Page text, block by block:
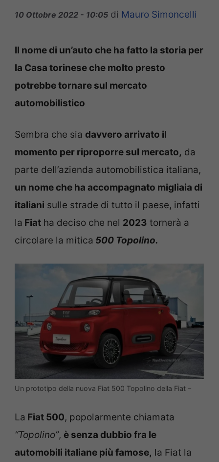
10 Ottobre 2022 - 10:05 di Mauro Simoncelli
Il nome di un’auto che ha fatto la storia per
la Casa torinese che molto presto
potrebbe tornare sul mercato
automobilistico
Sembra che sia davvero arrivato il
momento per riproporre sul mercato, da
parte dell’azienda automobilistica italiana,
un nome che ha accompagnato migliaia di
italiani sulle strade di tutto il paese, infatti
la Fiat ha deciso che nel 2023 tornerà a
circolare la mitica 500 Topolino.
Un prototipo della nuova Fiat 500 Topolino della Fiat –
La Fiat 500, popolarmente chiamata
“Topolino”, è senza dubbio fra le
automobili italiane più famose, la Fiat la